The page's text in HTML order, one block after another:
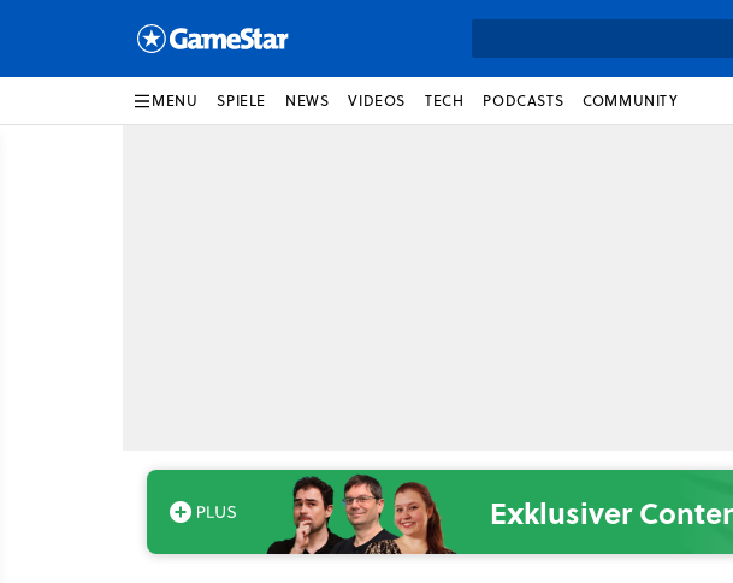
MENU SPIELE NEWS VIDEOS TECH PODCASTS COMMUNITY
Exklusiver